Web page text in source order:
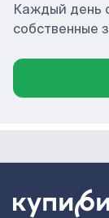
Каждый день
собственные